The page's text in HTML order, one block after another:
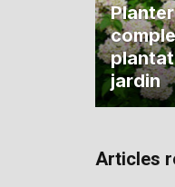
jardin
Articles